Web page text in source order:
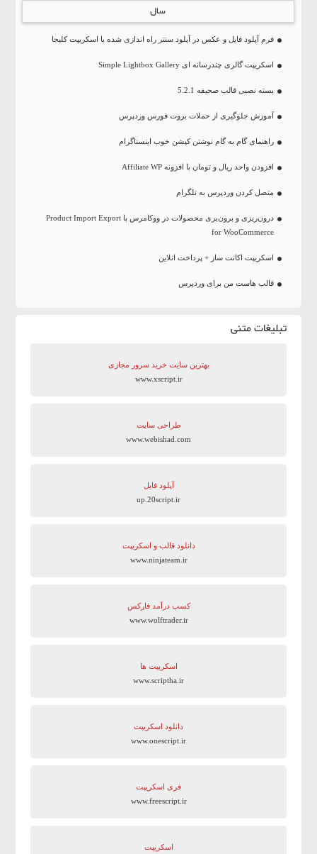
سال
فرم آپلود فایل و عکس در آپلود سنتر راه اندازی شده با اسکریپت کلیجا
اسکریپت گالری چندرسانه ای Simple Lightbox Gallery
بسته نصبی قالب صحیفه 5.2.1
آموزش جلوگیری از حملات بروت فورس وردپرس
راهنمای گام به گام نوشتن کپشن خوب اینستاگرام
افزودن واحد ریال و تومان با افزونه Affiliate WP
متصل کردن وردپرس به تلگرام
درون‌ریزی و برون‌بری محصولات در ووکامرس با Product Import Export
for WooCommerce
اسکریپت اکانت ساز + پرداخت انلاین
قالب هاست من برای وردپرس
تبلیغات متنی
بهترین سایت‌ خرید سرور مجازی
www.xscript.ir
طراحی سایت
www.webishad.com
آپلود فایل
up.20script.ir
دانلود قالب و اسکریپت
www.ninjateam.ir
کسب درآمد فارکس
www.wolftrader.ir
اسکریپت ها
www.scriptha.ir
دانلود اسکریپت
www.onescript.ir
فری اسکریپت
www.freescript.ir
اسکریپت